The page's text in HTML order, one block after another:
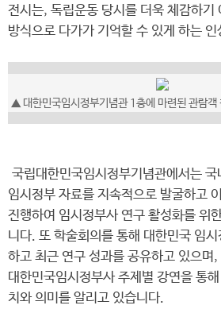
전시는, 독립운동 당시를 더욱 체감하기
방식으로 다가가 기억할 수 있게 하는
▲ 대한민국임시정부기념관 1층에 마련된 관람
국립대한민국임시정부기념관에서는
임시정부 자료를 지속적으로 발굴하고
진행하여 임시정부사 연구 활성화를 위
니다. 또 학술회의를 통해 대한민국 임
하고 최근 연구 성과를 공유하고 있으며
대한민국임시정부사 주제별 강연을 통
치와 의미를 알리고 있습니다.